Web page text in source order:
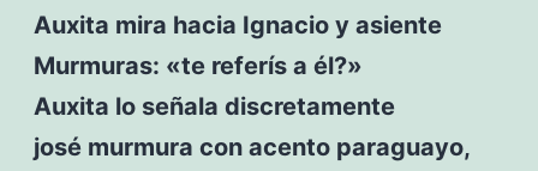
Auxita mira hacia Ignacio y asiente
Murmuras: «te referís a él?»
Auxita lo señala discretamente
josé murmura con acento paraguayo,